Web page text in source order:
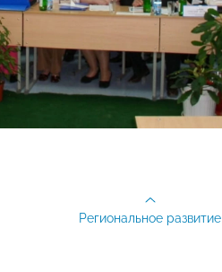
Региональное развитие